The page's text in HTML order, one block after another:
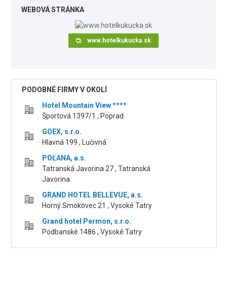
WEBOVÁ STRÁNKA
www.hotelkukucka.sk
PODOBNÉ FIRMY V OKOLÍ
Hotel Mountain View ****
Športová 1397/1 , Poprad
GOEX, s.r.o.
Hlavná 199 , Lučivná
POĽANA, a.s.
Tatranská Javorina 27 , Tatranská
Javorina
GRAND HOTEL BELLEVUE, a.s.
Horný Smokovec 21 , Vysoké Tatry
Grand hotel Permon, s.r.o.
Podbanské 1486 , Vysoké Tatry